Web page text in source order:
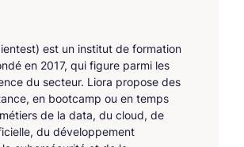
est un institut de formation
en 2017, qui figure parmi les
du secteur. Liora propose des
en bootcamp ou en temps
de la data, du cloud, de
du développement